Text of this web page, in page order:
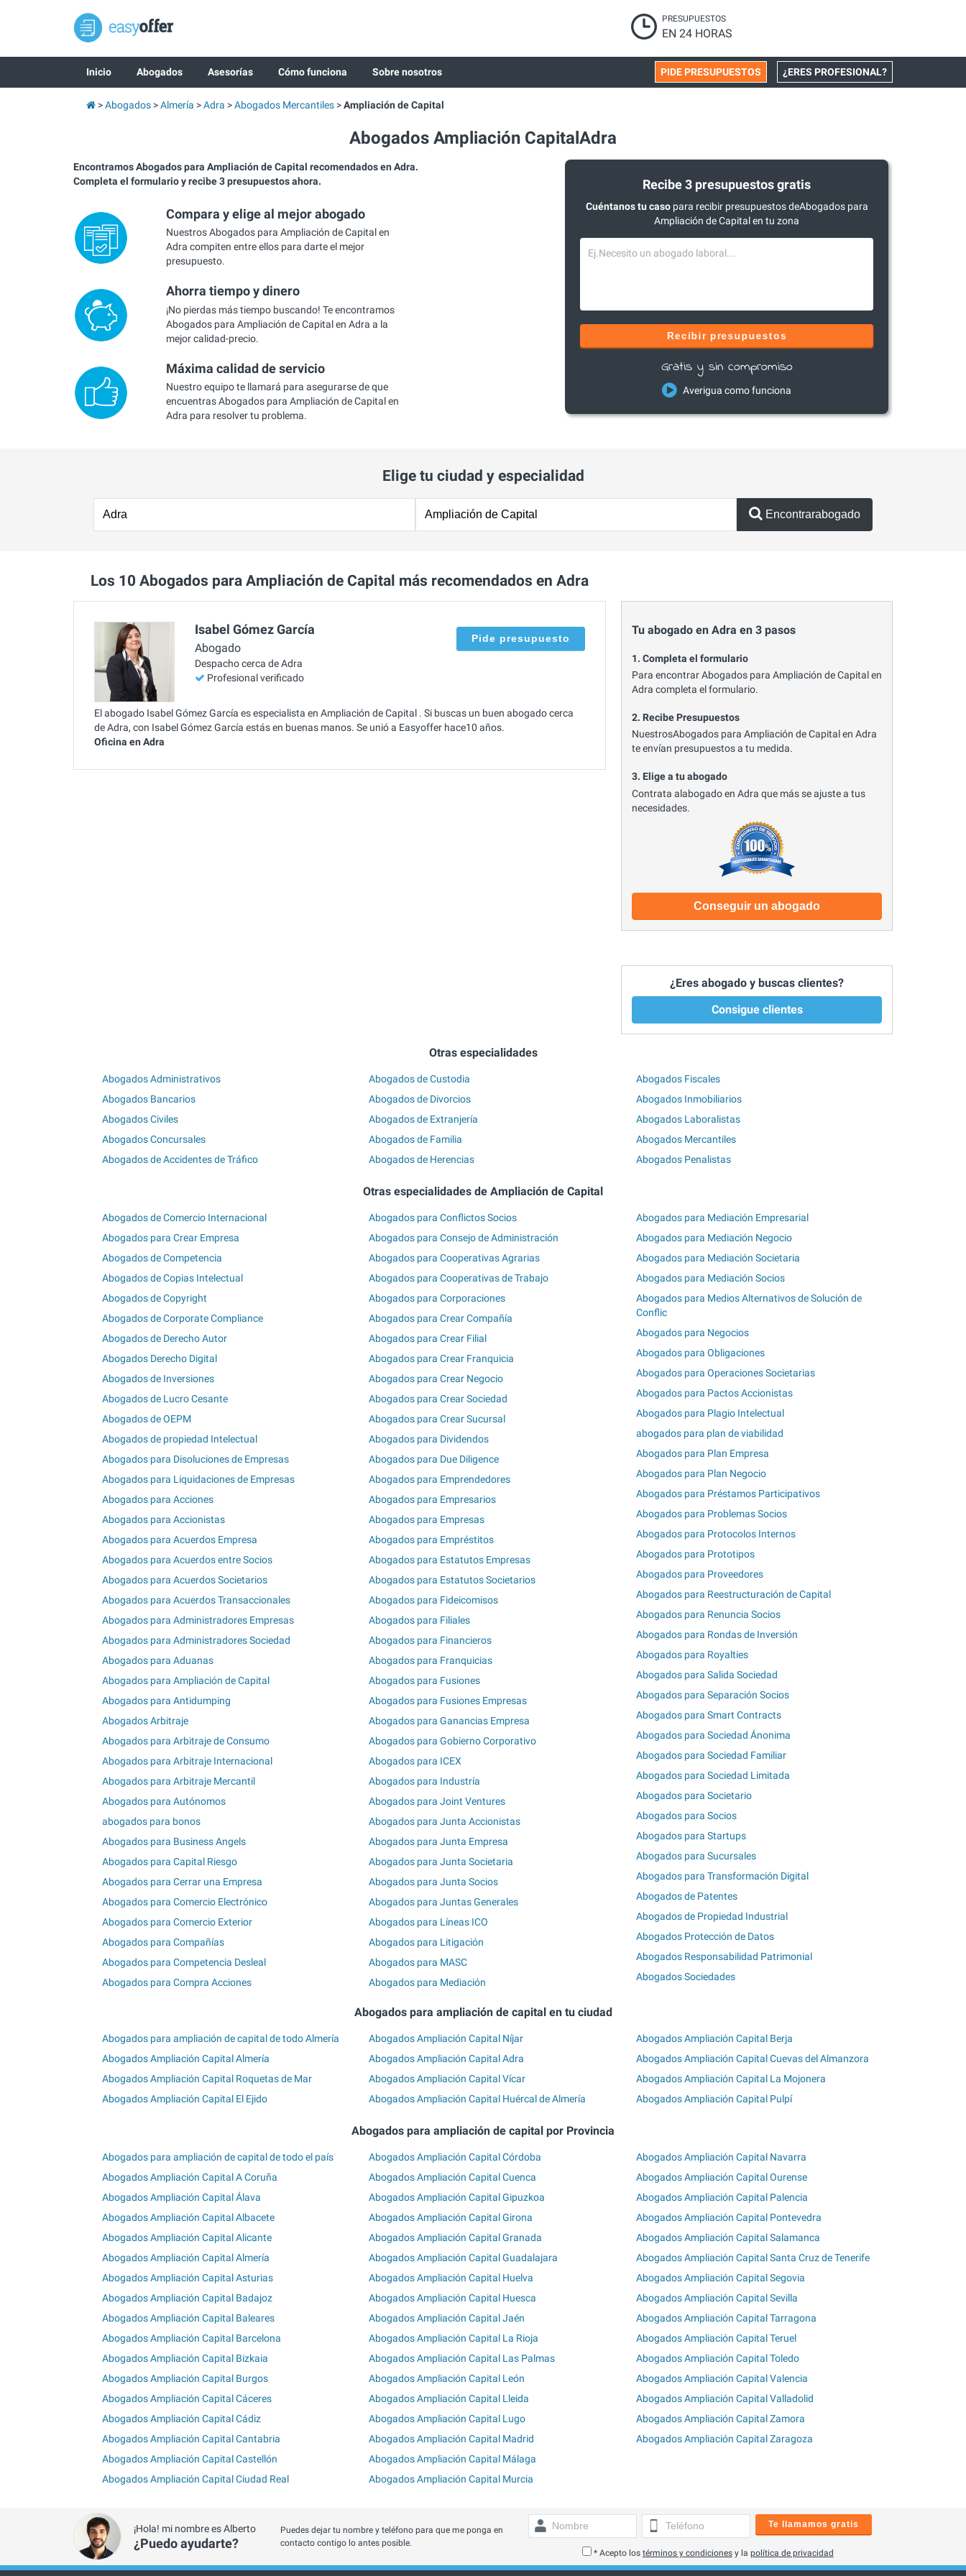
PRESUPUESTOS
EN 24 HORAS
Inicio Abogados Asesorías Cómo funciona Sobre nosotros ¿ERES PROFESIONAL?
PIDE PRESUPUESTOS
Abogados Almería Adra Abogados Mercantiles Ampliación de Capital
Abogados Ampliación CapitalAdra
Encontramos Abogados para Ampliación de Capital recomendados en Adra.
Completa el formulario y recibe 3 presupuestos ahora.
Compara y elige al mejor abogado
Nuestros Abogados para Ampliación de Capital en
Adra compiten entre ellos para darte el mejor
presupuesto.
Ahorra tiempo y dinero
¡No pierdas más tiempo buscando! Te encontramos
Abogados para Ampliación de Capital en Adra a la
mejor calidad-precio.
Máxima calidad de servicio
Nuestro equipo te llamará para asegurarse de que
encuentras Abogados para Ampliación de Capital en
Adra para resolver tu problema.
Recibe 3 presupuestos gratis
Cuéntanos tu casopara recibir presupuestos deAbogados para
Ampliación de Capital en tu zona
Recibir presupuestos
Gratis y sin compromiso
Averigua como funciona
Elige tu ciudad y especialidad
Encontrarabogado
Los 10 Abogados para Ampliación de Capital más recomendados en Adra
Isabel Gómez García
Abogado
Despacho cerca de Adra
Profesional verificado
Pide presupuesto
El abogado Isabel Gómez García es especialista en Ampliación de Capital . Si buscas un buen abogado cerca
de Adra, con Isabel Gómez García estás en buenas manos. Se unió a Easyoffer hace10 años.
Oficina en Adra
Tu abogado en Adra en 3 pasos
1. Completa el formulario
Para encontrar Abogados para Ampliación de Capital en
Adra completa el formulario.
2. Recibe Presupuestos
NuestrosAbogados para Ampliación de Capital en Adra
te envían presupuestos a tu medida.
3. Elige a tu abogado
Contrata alabogado en Adra que más se ajuste a tus
necesidades.
Conseguir un abogado
¿Eres abogado y buscas clientes?
Consigue clientes
Otras especialidades
Abogados Administrativos
Abogados Bancarios
Abogados Civiles
Abogados Concursales
Abogados de Accidentes de Tráfico
Abogados de Custodia
Abogados de Divorcios
Abogados de Extranjería
Abogados de Familia
Abogados de Herencias
Abogados Fiscales
Abogados Inmobiliarios
Abogados Laboralistas
Abogados Mercantiles
Abogados Penalistas
Otras especialidades de Ampliación de Capital
Abogados de Comercio Internacional
Abogados para Crear Empresa
Abogados de Competencia
Abogados de Copias Intelectual
Abogados de Copyright
Abogados de Corporate Compliance
Abogados de Derecho Autor
Abogados Derecho Digital
Abogados de Inversiones
Abogados de Lucro Cesante
Abogados de OEPM
Abogados de propiedad Intelectual
Abogados para Disoluciones de Empresas
Abogados para Liquidaciones de Empresas
Abogados para Acciones
Abogados para Accionistas
Abogados para Acuerdos Empresa
Abogados para Acuerdos entre Socios
Abogados para Acuerdos Societarios
Abogados para Acuerdos Transaccionales
Abogados para Administradores Empresas
Abogados para Administradores Sociedad
Abogados para Aduanas
Abogados para Ampliación de Capital
Abogados para Antidumping
Abogados Arbitraje
Abogados para Arbitraje de Consumo
Abogados para Arbitraje Internacional
Abogados para Arbitraje Mercantil
Abogados para Autónomos
abogados para bonos
Abogados para Business Angels
Abogados para Capital Riesgo
Abogados para Cerrar una Empresa
Abogados para Comercio Electrónico
Abogados para Comercio Exterior
Abogados para Compañías
Abogados para Competencia Desleal
Abogados para Compra Acciones
Abogados para Conflictos Socios
Abogados para Consejo de Administración
Abogados para Cooperativas Agrarias
Abogados para Cooperativas de Trabajo
Abogados para Corporaciones
Abogados para Crear Compañía
Abogados para Crear Filial
Abogados para Crear Franquicia
Abogados para Crear Negocio
Abogados para Crear Sociedad
Abogados para Crear Sucursal
Abogados para Dividendos
Abogados para Due Diligence
Abogados para Emprendedores
Abogados para Empresarios
Abogados para Empresas
Abogados para Empréstitos
Abogados para Estatutos Empresas
Abogados para Estatutos Societarios
Abogados para Fideicomisos
Abogados para Filiales
Abogados para Financieros
Abogados para Franquicias
Abogados para Fusiones
Abogados para Fusiones Empresas
Abogados para Ganancias Empresa
Abogados para Gobierno Corporativo
Abogados para ICEX
Abogados para Industría
Abogados para Joint Ventures
Abogados para Junta Accionistas
Abogados para Junta Empresa
Abogados para Junta Societaria
Abogados para Junta Socios
Abogados para Juntas Generales
Abogados para Líneas ICO
Abogados para Litigación
Abogados para MASC
Abogados para Mediación
Abogados para Mediación Empresarial
Abogados para Mediación Negocio
Abogados para Mediación Societaria
Abogados para Mediación Socios
Abogados para Medios Alternativos de Solución de
Conflic
Abogados para Negocios
Abogados para Obligaciones
Abogados para Operaciones Societarias
Abogados para Pactos Accionistas
Abogados para Plagio Intelectual
abogados para plan de viabilidad
Abogados para Plan Empresa
Abogados para Plan Negocio
Abogados para Préstamos Participativos
Abogados para Problemas Socios
Abogados para Protocolos Internos
Abogados para Prototipos
Abogados para Proveedores
Abogados para Reestructuración de Capital
Abogados para Renuncia Socios
Abogados para Rondas de Inversión
Abogados para Royalties
Abogados para Salida Sociedad
Abogados para Separación Socios
Abogados para Smart Contracts
Abogados para Sociedad Ánonima
Abogados para Sociedad Familiar
Abogados para Sociedad Limitada
Abogados para Societario
Abogados para Socios
Abogados para Startups
Abogados para Sucursales
Abogados para Transformación Digital
Abogados de Patentes
Abogados de Propiedad Industrial
Abogados Protección de Datos
Abogados Responsabilidad Patrimonial
Abogados Sociedades
Abogados para ampliación de capital en tu ciudad
Abogados para ampliación de capital de todo Almería
Abogados Ampliación Capital Almería
Abogados Ampliación Capital Roquetas de Mar
Abogados Ampliación Capital El Ejido
Abogados Ampliación Capital Níjar
Abogados Ampliación Capital Adra
Abogados Ampliación Capital Vícar
Abogados Ampliación Capital Huércal de Almería
Abogados Ampliación Capital Berja
Abogados Ampliación Capital Cuevas del Almanzora
Abogados Ampliación Capital La Mojonera
Abogados Ampliación Capital Pulpí
Abogados para ampliación de capital por Provincia
Abogados para ampliación de capital de todo el país
Abogados Ampliación Capital A Coruña
Abogados Ampliación Capital Álava
Abogados Ampliación Capital Albacete
Abogados Ampliación Capital Alicante
Abogados Ampliación Capital Almería
Abogados Ampliación Capital Asturias
Abogados Ampliación Capital Badajoz
Abogados Ampliación Capital Baleares
Abogados Ampliación Capital Barcelona
Abogados Ampliación Capital Bizkaia
Abogados Ampliación Capital Burgos
Abogados Ampliación Capital Cáceres
Abogados Ampliación Capital Cádiz
Abogados Ampliación Capital Cantabria
Abogados Ampliación Capital Castellón
Abogados Ampliación Capital Ciudad Real
Abogados Ampliación Capital Córdoba
Abogados Ampliación Capital Cuenca
Abogados Ampliación Capital Gipuzkoa
Abogados Ampliación Capital Girona
Abogados Ampliación Capital Granada
Abogados Ampliación Capital Guadalajara
Abogados Ampliación Capital Huelva
Abogados Ampliación Capital Huesca
Abogados Ampliación Capital Jaén
Abogados Ampliación Capital La Rioja
Abogados Ampliación Capital Las Palmas
Abogados Ampliación Capital León
Abogados Ampliación Capital Lleida
Abogados Ampliación Capital Lugo
Abogados Ampliación Capital Madrid
Abogados Ampliación Capital Málaga
Abogados Ampliación Capital Murcia
Abogados Ampliación Capital Navarra
Abogados Ampliación Capital Ourense
Abogados Ampliación Capital Palencia
Abogados Ampliación Capital Pontevedra
Abogados Ampliación Capital Salamanca
Abogados Ampliación Capital Santa Cruz de Tenerife
Abogados Ampliación Capital Segovia
Abogados Ampliación Capital Sevilla
Abogados Ampliación Capital Tarragona
Abogados Ampliación Capital Teruel
Abogados Ampliación Capital Toledo
Abogados Ampliación Capital Valencia
Abogados Ampliación Capital Valladolid
Abogados Ampliación Capital Zamora
Abogados Ampliación Capital Zaragoza
¡Hola! mi nombre es Alberto
¿Puedo ayudarte?
Puedes dejar tu nombre y teléfono para que me ponga en
contacto contigo lo antes posible.
Te llamamos gratis
* Acepto los términos y condicionesy la política de privacidad